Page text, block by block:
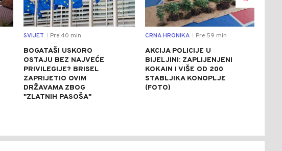
SVIJET Pre 40 min
BOGATAŠI USKORO
OSTAJU BEZ NAJVEĆE
PRIVILEGIJE? BRISEL
ZAPRIJETIO OVIM
DRŽAVAMA ZBOG
"ZLATNIH PASOŠA"
CRNA HRONIKA Pre 59 min
AKCIJA POLICIJE U
BIJELJINI: ZAPLIJENJENI
KOKAIN I VIŠE OD 200
STABLJIKA KONOPLJE
(FOTO)